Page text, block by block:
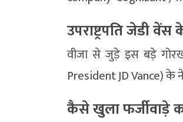
उपराष्ट्रपति जेडी
वीजा से जुड़े इस बड़े
President JD Vance) के
कैसे खुला फर्जीवाड़े